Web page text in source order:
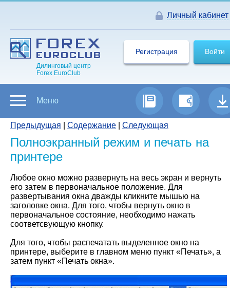
Личный кабинет
Дилинговый центр
Forex EuroClub
Войти
Регистрация
Меню
Предыдущая Содержание Следующая
Полноэкранный режим и печать на
принтере
Любое окно можно развернуть на весь экран и вернуть
его затем в первоначальное положение. Для
развертывания окна дважды кликните мышью на
заголовке окна. Для того, чтобы вернуть окно в
первоначальное состояние, необходимо нажать
соответсвующую кнопку.
Для того, чтобы распечатать выделенное окно на
принтере, выберите в главном меню пункт «Печать», а
затем пункт «Печать окна».